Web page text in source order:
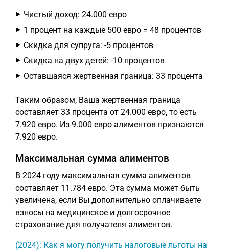
Чистый доход: 24.000 евро
1 процент на каждые 500 евро = 48 процентов
Скидка для супруга: -5 процентов
Скидка на двух детей: -10 процентов
Оставшаяся жертвенная граница: 33 процента
Таким образом, Ваша жертвенная граница
составляет 33 процента от 24.000 евро, то есть
7.920 евро. Из 9.000 евро алиментов признаются
7.920 евро.
Максимальная сумма алиментов
В 2024 году максимальная сумма алиментов
составляет 11.784 евро. Эта сумма может быть
увеличена, если Вы дополнительно оплачиваете
взносы на медицинское и долгосрочное
страхование для получателя алиментов.
(2024): Как я могу получить налоговые льготы на